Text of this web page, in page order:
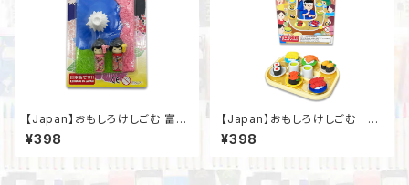
【Japan】おもしろけしごむ 富士
山と舞妓さん
¥398
【Japan】おもしろけしごむ 回
転寿司
¥398